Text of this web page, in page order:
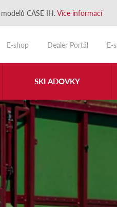
CASE IH.Více informací
E-shop Dealer Portál E-
SKLADOVKY